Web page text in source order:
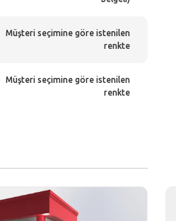
Müşteri seçimine göre istenilen
renkte
Müşteri seçimine göre istenilen
renkte